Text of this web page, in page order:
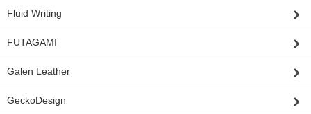
Fluid Writing
FUTAGAMI
Galen Leather
GeckoDesign